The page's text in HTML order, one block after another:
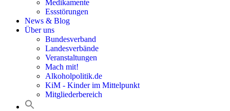
Medikamente
Essstörungen
News & Blog
Über uns
Bundesverband
Landesverbände
Veranstaltungen
Mach mit!
Alkoholpolitik.de
KiM - Kinder im Mittelpunkt
Mitgliederbereich